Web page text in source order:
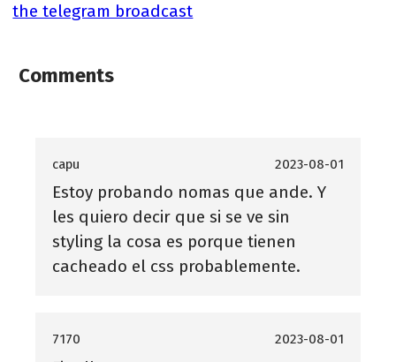
the telegram broadcast
Comments
capu 2023-08-01
Estoy probando nomas que ande. Y
les quiero decir que si se ve sin
styling la cosa es porque tienen
cacheado el css probablemente.
7170 2023-08-01